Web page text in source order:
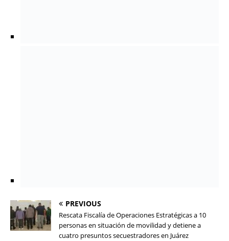
PREVIOUS
Rescata Fiscalía de Operaciones Estratégicas a 10
personas en situación de movilidad y detiene a
cuatro presuntos secuestradores en Juárez